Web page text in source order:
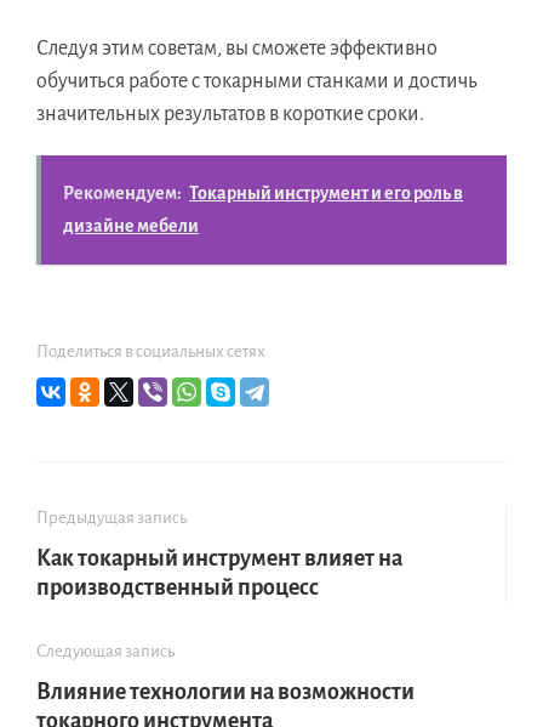
Следуя этим советам, вы сможете эффективно
обучиться работе с токарными станками и достичь
значительных результатов в короткие сроки.
Рекомендуем: Токарный инструмент и его роль в
дизайне мебели
Поделиться в социальных сетях
Предыдущая запись
Как токарный инструмент влияет на
производственный процесс
Следующая запись
Влияние технологии на возможности
токарного инструмента